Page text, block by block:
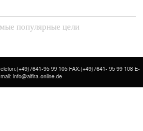
популярные цели
95 99 105 FAX:(+49)7641- 95 99 108 E-
mail: info@alfira-online.de